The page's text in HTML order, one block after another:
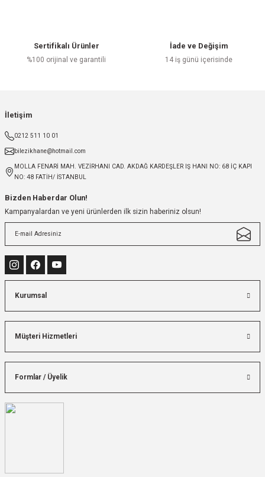
Sertifikalı Ürünler
%100 orijinal ve garantili
İade ve Değişim
14 iş günü içerisinde
İletişim
0212 511 10 01
bilezikhane@hotmail.com
MOLLA FENARİ MAH. VEZİRHANI CAD. AKDAĞ KARDEŞLER IŞ HANI NO: 68 İÇ KAPI
NO: 48 FATİH/ İSTANBUL
Bizden Haberdar Olun!
Kampanyalardan ve yeni ürünlerden ilk sizin haberiniz olsun!
Kurumsal
Müşteri Hizmetleri
Formlar / Üyelik